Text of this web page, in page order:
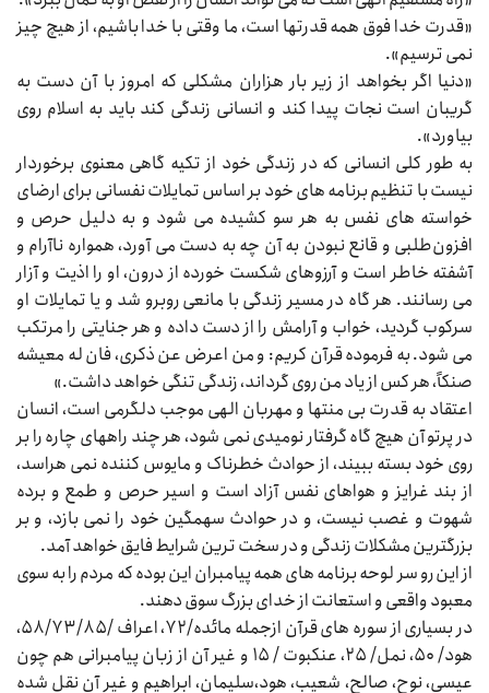
«قدرت خدا فوق همه قدرتها است، ما وقتی با خدا باشیم، از هیچ چیز
نمی‌‌‌ ترسیم».
«دنیا اگر بخواهد از زیر بار هزاران مشکلی که امروز با آن دست به
گریبان است نجات پیدا کند و انسانی زندگی کند باید به اسلام روی
بیاورد».
به طور کلی انسانی که در زندگی خود از تکیه گاهی معنوی برخوردار
نیست با تنظیم برنامه‌‌‌ های خود بر اساس تمایلات نفسانی برای ارضای
خواسته‌‌‌ های نفس به هر سو کشیده می‌‌‌ شود و به دلیل حرص و
افزون‌طلبی و قانع نبودن به آن چه به دست می‌‌‌ آورد، همواره ناآرام و
آشفته خاطر است و آرزوهای شکست خورده از درون، او را اذیت و آزار
می‌‌‌ رسانند. هر گاه در مسیر زندگی با مانعی روبرو شد و یا تمایلات او
سرکوب گردید، خواب و آرامش را از دست داده و هر جنایتی را مرتکب
می‌‌‌ شود. به فرموده قرآن کریم: و من اعرض عن ذکری، فان له معیشه
صنکاً، هر کس از یاد من روی گرداند، زندگی تنگی خواهد داشت.»
اعتقاد به قدرت بی‌‌‌ منتها و مهربان الهی موجب دلگرمی است، انسان
در پرتو آن هیچ گاه گرفتار نومیدی نمی‌‌‌ شود، هر چند راههای چاره را بر
روی خود بسته ببیند، از حوادث خطرناک و مایوس کننده نمی‌‌‌ هراسد،
از بند غرایز و هواهای نفس آزاد است و اسیر حرص و طمع و برده
شهوت و غصب نیست، و در حوادث سهمگین خود را نمی‌‌‌ بازد، و بر
بزرگترین مشکلات زندگی و در سخت‌‌‌ ترین شرایط فایق خواهد آمد.
از این رو سر لوحه برنامه‌‌‌ های همه پیامبران این بوده که مردم را به سوی
معبود واقعی و استعانت از خدای بزرگ سوق دهند.
در بسیاری از سوره‌‌‌ های قرآن ازجمله مائده/۷۲، اعراف /۵۸/۷۳/۸۵،
هود/ ۵۰، نمل/ ۲۵، عنکبوت / ۱۵ و غیر آن از زبان پیامبرانی هم چون
عیسی، نوح، صالح، شعیب، هود،سلیمان، ابراهیم و غیر آن نقل شده